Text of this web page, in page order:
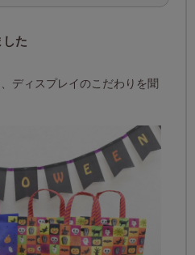
した
ディスプレイのこだわりを聞